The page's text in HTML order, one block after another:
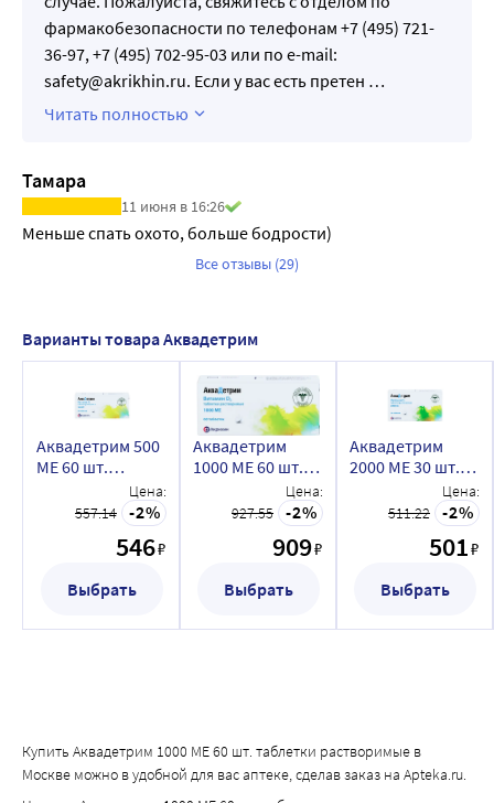
повреждения миокарда под действием витамина D.
Низкие уровни витамина D у человека связаны с
неблагоприятными факторами риска сердечно-
сосудистой патологии, такими как сахарный диабет,
катастроф, в т.ч. инсультов.
В исследованиях на экспериментальных моделях
болезни Альцгеймера показано, что витамин D3 снижал
накопление амилоида в мозге и улучшал когнитивную
болезни Альцгеймера увеличивается на фоне низкого
витамина D. Отмечалось ухудшение когнитивной
функции и заболеваемости болезнью Альцгеймера при
низких уровнях витамина D.
фармакобезопасности по телефонам +7 (495) 721-
36-97, +7 (495) 702-95-03 или по e-mail:
safety@akrikhin.ru. Если у вас есть претен …
Читать полностью
Тамара
11 июня в 16:26
Меньше спать охото, больше бодрости)
Все отзывы (29)
Варианты товара Аквадетрим
Аквадетрим 500
МЕ 60 шт.
растворимые
Цена:
557.14
2
546₽
Выбрать
Аквадетрим
1000 МЕ 60 шт.
растворимые
Цена:
927.55
2
909₽
Выбрать
Аквадетрим
2000 МЕ 30 шт.
растворимые
Цена:
511.22
2
501₽
Выбрать
Купить Аквадетрим 1000 МЕ 60 шт. таблетки растворимые в
Москве можно в удобной для вас аптеке, сделав заказ на Apteka.ru.